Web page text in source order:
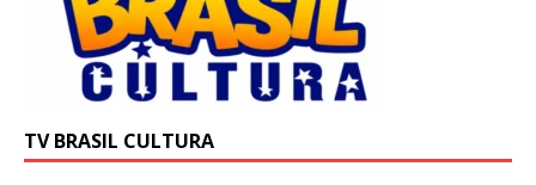
TV BRASIL CULTURA